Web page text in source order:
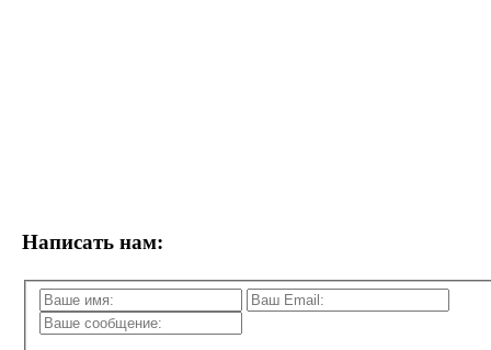
Написать нам: